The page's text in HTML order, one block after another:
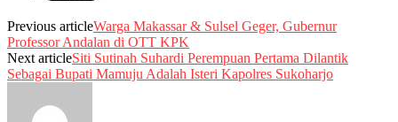
Previous articleWarga Makassar & Sulsel Geger, Gubernur
Professor Andalan di OTT KPK
Next articleSiti Sutinah Suhardi Perempuan Pertama Dilantik
Sebagai Bupati Mamuju Adalah Isteri Kapolres Sukoharjo